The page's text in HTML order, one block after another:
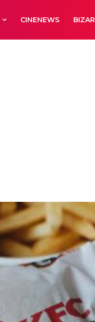
CINENEWS BIZAR